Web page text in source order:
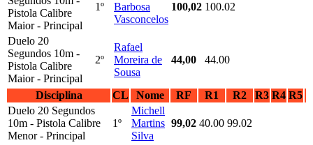
Pistola Calibre
Maior - Principal
1º
Barbosa
Vasconcelos
100,02 100.02
Duelo 20
Segundos 10m -
Pistola Calibre
Maior - Principal
2º
Rafael
Moreira de
Sousa
44,00 44.00
Disciplina CL Nome RF R1 R2 R3 R4 R5
Duelo 20 Segundos
10m - Pistola Calibre
Menor - Principal
1º
Michell
Martins
Silva
99,02 40.00 99.02